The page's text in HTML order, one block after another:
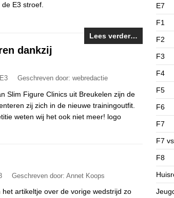
E3 stroef.
Lees verder…
dankzij
E3 Geschreven door: webredactie
Slim Figure Clinics uit Breukelen zijn de
zij zich in de nieuwe trainingoutfit.
weten wij het ook niet meer! logo
Geschreven door: Annet Koops
artikeltje over de vorige wedstrijd zo
E7
F1
F2
F3
F4
F5
F6
F7
F7
F8